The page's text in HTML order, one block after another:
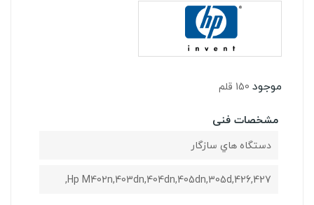
موجود 150 قلم
مشخصات فنی
دستگاه هاي سازگار
427,Hp M402n,403dn,404dn,405dn,305d,426,